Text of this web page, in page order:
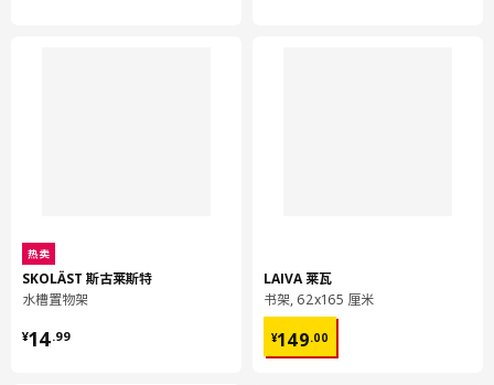
和清洁剂，以打圈方式仔细擦拭。
环境和材料
主要材料:
热卖
SKOLÄST 斯古莱斯特
水槽置物架
¥14.99
¥ 14.99
LAIVA 莱瓦
书架, 62x165 厘米
¥149.00
¥ 149.00